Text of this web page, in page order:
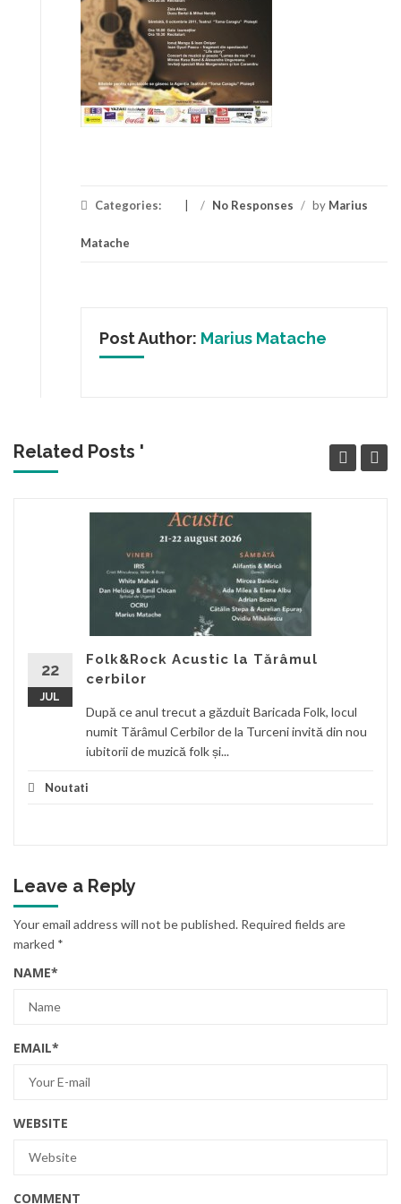
Categories: / No Responses / by Marius
Matache
Post Author: Marius Matache
Related Posts '
22
JUL
Folk&Rock Acustic la Tărâmul
cerbilor
După ce anul trecut a găzduit Baricada Folk, locul
numit Tărâmul Cerbilor de la Turceni invită din nou
iubitorii de muzică folk și...
Noutati
Leave a Reply
Your email address will not be published. Required fields are
marked *
NAME*
EMAIL*
WEBSITE
COMMENT